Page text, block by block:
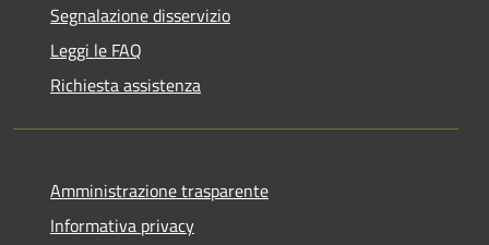
Segnalazione disservizio
Leggi le FAQ
Richiesta assistenza
Amministrazione trasparente
Informativa privacy